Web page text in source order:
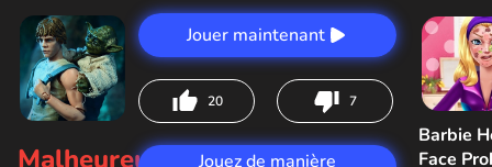
Jouer maintenant
20 7
Malheureusement,Jouez de manière
Barbie
Face